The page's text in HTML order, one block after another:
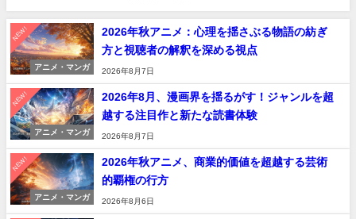
NEW!
アニメ・マンガ
2026年秋アニメ：心理を揺さぶる物語の紡ぎ
方と視聴者の解釈を深める視点
2026年8月7日
NEW!
アニメ・マンガ
2026年8月、漫画界を揺るがす！ジャンルを超
越する注目作と新たな読書体験
2026年8月7日
NEW!
アニメ・マンガ
2026年秋アニメ、商業的価値を超越する芸術
的覇権の行方
2026年8月6日